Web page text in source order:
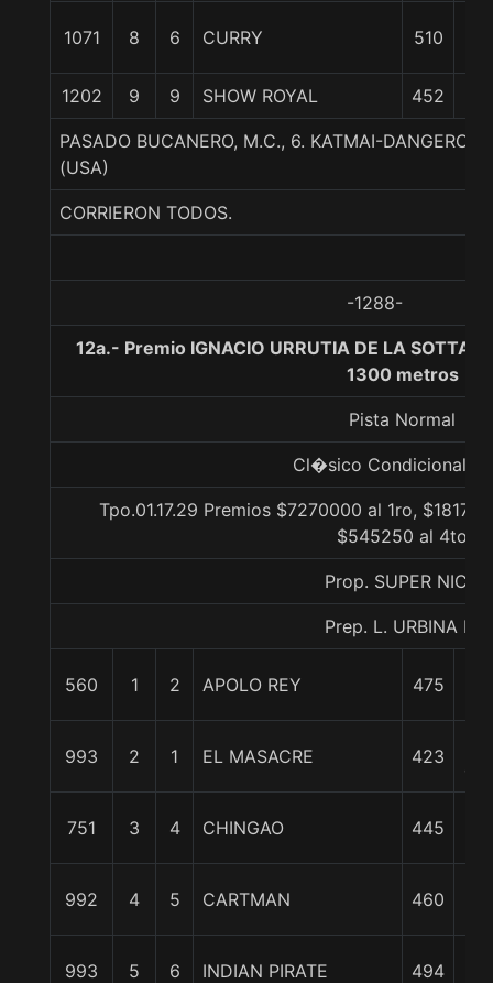
1071 8 6 CURRY 510
1202 9 9 SHOW ROYAL 452
PASADO BUCANERO, M.C., 6. KATMAI-
(USA)
CORRIERON TODOS.
-1288-
12a.- Premio IGNACIO URRUTIA DE LA SOTTA E
1300 metros
Pista Normal
Cl�sico Condicional
Tpo.01.17.29 Premios $7270000 al 1ro,
$545250 al 4to
Prop. SUPER NICO
Prep. L. URBINA H.
560 1 2 APOLO REY 475
993 2 1 EL MASACRE 423
751 3 4 CHINGAO 445
992 4 5 CARTMAN 460
993 5 6 INDIAN PIRATE 494